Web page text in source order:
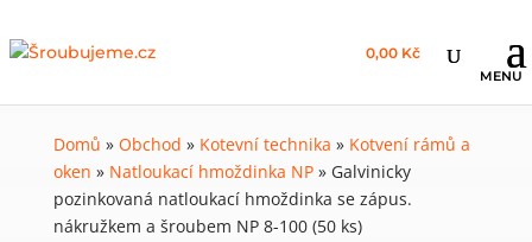
0,00 Kč
Domů » Obchod » Kotevní technika » Kotvení rámů a
oken » Natloukací hmoždinka NP» Galvinicky
pozinkovaná natloukací hmoždinka se zápus.
nákružkem a šroubem NP 8-100 (50 ks)